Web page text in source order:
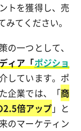
トを獲得し、売
みてください。
の一つとして、
ィア「ポジショ
しています。ポ
企業では、「商
2.5倍アップ」と
のマーケティン